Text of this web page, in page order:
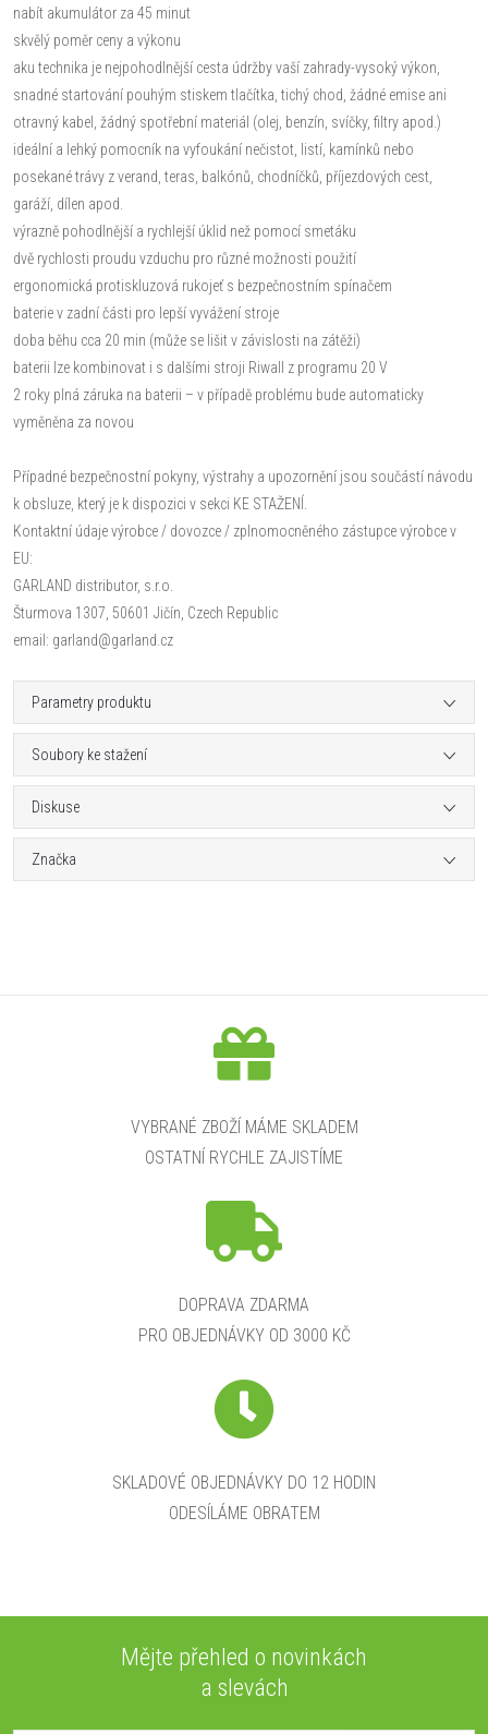
nabít akumulátor za 45 minut
skvělý poměr ceny a výkonu
aku technika je nejpohodlnější cesta údržby vaší zahrady-vysoký výkon,
snadné startování pouhým stiskem tlačítka, tichý chod, žádné emise ani
otravný kabel, žádný spotřební materiál (olej, benzín, svíčky, filtry apod.)
ideální a lehký pomocník na vyfoukání nečistot, listí, kamínků nebo
posekané trávy z verand, teras, balkónů, chodníčků, příjezdových cest,
garáží, dílen apod.
výrazně pohodlnější a rychlejší úklid než pomocí smetáku
dvě rychlosti proudu vzduchu pro různé možnosti použití
ergonomická protiskluzová rukojeť s bezpečnostním spínačem
baterie v zadní části pro lepší vyvážení stroje
doba běhu cca 20 min (může se lišit v závislosti na zátěži)
baterii lze kombinovat i s dalšími stroji Riwall z programu 20 V
2 roky plná záruka na baterii – v případě problému bude automaticky
vyměněna za novou
Případné bezpečnostní pokyny, výstrahy a upozornění jsou součástí návodu
k obsluze, který je k dispozici v sekci KE STAŽENÍ.
Kontaktní údaje výrobce / dovozce / zplnomocněného zástupce výrobce v
EU:
GARLAND distributor, s.r.o.
Šturmova 1307, 50601 Jičín, Czech Republic
email: garland@garland.cz
Parametry produktu
Soubory ke stažení
Diskuse
Značka
VYBRANÉ ZBOŽÍ MÁME SKLADEM
OSTATNÍ RYCHLE ZAJISTÍME
DOPRAVA ZDARMA
PRO OBJEDNÁVKY OD 3000 KČ
SKLADOVÉ OBJEDNÁVKY DO 12 HODIN
ODESÍLÁME OBRATEM
Mějte přehled o novinkách
a slevách